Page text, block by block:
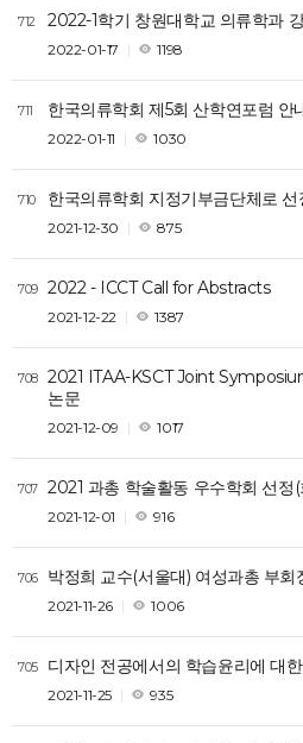
712 2022-1학기 창원대학교 의류학과
2022-01-17 1198
711 한국의류학회 제5회 산학연포럼 안
2022-01-11 1030
710 한국의류학회 지정기부금단체로 선
2021-12-30 875
709 2022 - ICCT Call for Abstracts
2021-12-22 1387
708 2021 ITAA-KSCT Joint
논문
2021-12-09 1017
707 2021 과총 학술활동 우수학회 선정
2021-12-01 916
706 박정희 교수(서울대) 여성과총 부회
2021-11-26 1006
705 디자인 전공에서의 학습윤리에 대
2021-11-25 935